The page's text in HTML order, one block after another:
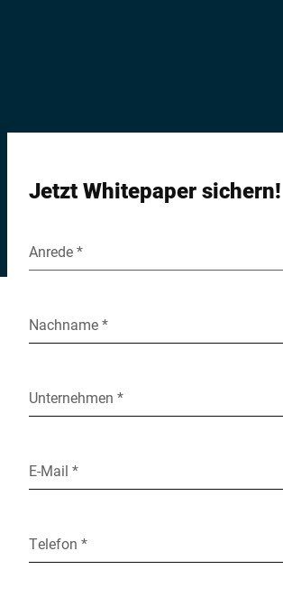
Jetzt Whitepaper sichern!
Anrede *
Nachname *
Unternehmen *
E-Mail *
Telefon *